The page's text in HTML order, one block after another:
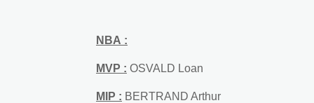
NBA :
MVP : OSVALD Loan
MIP : BERTRAND Arthur